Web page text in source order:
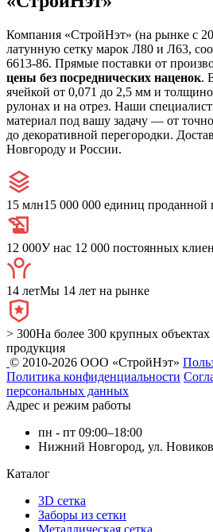
Компания «СтройНэт» (на рынке с
латунную сетку марок Л80 и Л63,
6613-86. Прямые поставки от
цены без посреднических наценок.
ячейкой от 0,071 до 2,5 мм и
рулонах и на отрез. Наши
материал под вашу задачу — от
до декоративной перегородки.
Новгороду и России.
15 млн15 000 000 единиц проданной
12 000У нас 12 000 постоянных
14 летМы 14 лет на рынке
> 300На более 300 крупных объектах
продукция
© 2010-2026 ООО «СтройНэт»
Политика конфиденциальности
персональных данных
Адрес и режим работы
пн - пт 09:00–18:00
Нижний Новгород, ул.
Каталог
3D сетка
Заборы из сетки
Металлическая сетка